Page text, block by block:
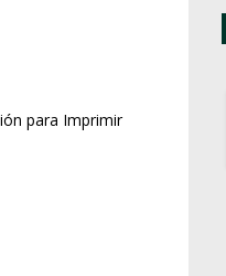
para Imprimir